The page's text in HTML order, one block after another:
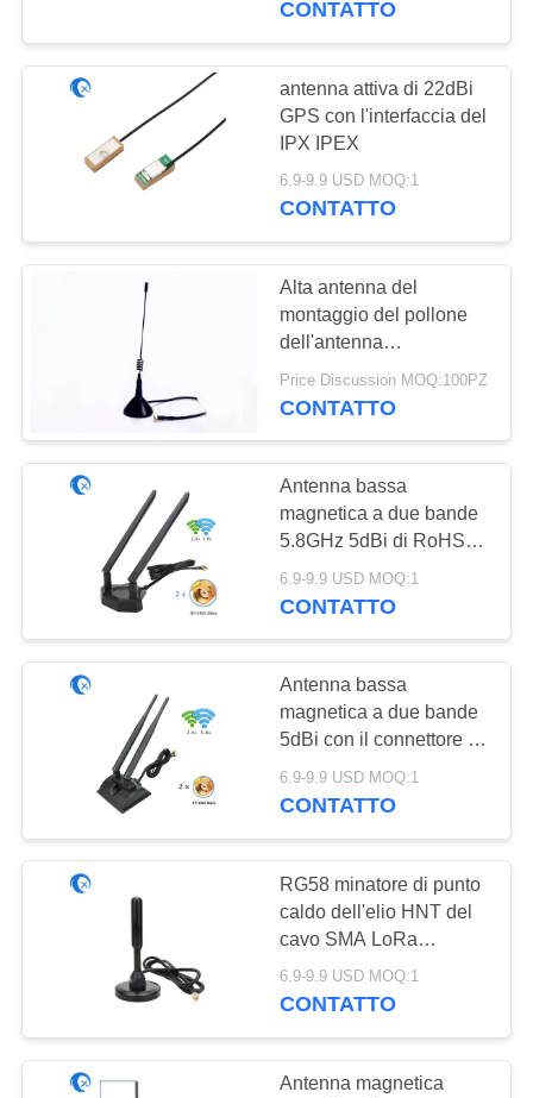
CONTATTO
antenna attiva di 22dBi
GPS con l'interfaccia del
IPX IPEX
6.9-9.9 USD MOQ:1
CONTATTO
Alta antenna del
montaggio del pollone
dell'antenna
1575.42MHZ di
navigazione di
Price Discussion MOQ:100PZ
CONTATTO
Antenna bassa
magnetica a due bande
5.8GHz 5dBi di RoHS
2,4
6.9-9.9 USD MOQ:1
CONTATTO
Antenna bassa
magnetica a due bande
5dBi con il connettore di
RP SMA
6.9-9.9 USD MOQ:1
CONTATTO
RG58 minatore di punto
caldo dell'elio HNT del
cavo SMA LoRa
Magnetic Mount
Antenna For
6.9-9.9 USD MOQ:1
CONTATTO
Antenna magnetica